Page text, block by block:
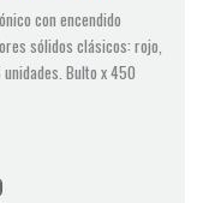
con encendido
sólidos clásicos: rojo,
Bulto x 450
)